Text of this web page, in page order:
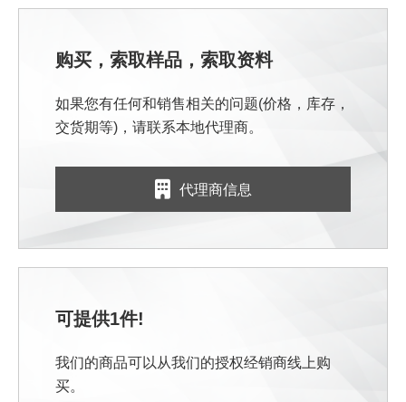
购买，索取样品，索取资料
如果您有任何和销售相关的问题(价格，库存，
交货期等)，请联系本地代理商。
代理商信息
可提供1件!
我们的商品可以从我们的授权经销商线上购
买。